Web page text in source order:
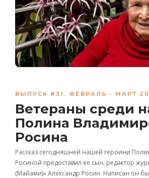
ВЫПУСК #31. ФЕВРАЛЬ - МАРТ
Ветераны среди
Полина
Росина
Рассказ сегодняшней нашей героини
Росиной предоставил ее сын, редактор
(Майами)» Александр Росин. Написан он